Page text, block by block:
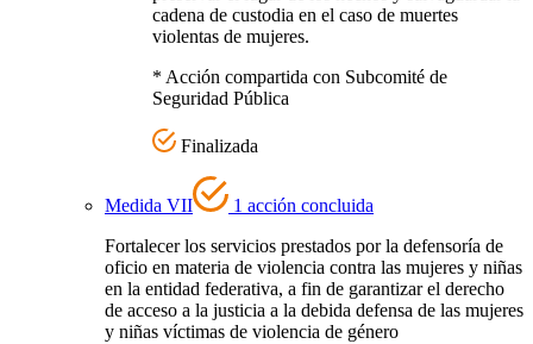
cadena de custodia en el caso de muertes
violentas de mujeres.
* Acción compartida con Subcomité de
Seguridad Pública
Finalizada
Medida VII
1 acción concluida
Fortalecer los servicios prestados por la defensoría de
oficio en materia de violencia contra las mujeres y niñas
en la entidad federativa, a fin de garantizar el derecho
de acceso a la justicia a la debida defensa de las mujeres
y niñas víctimas de violencia de género